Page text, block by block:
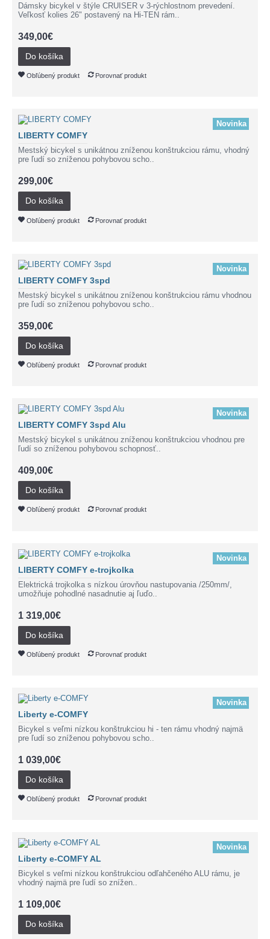
Dámsky bicykel v štýle CRUISER v 3-rýchlostnom prevedení.
Veľkosť kolies 26" postavený na Hi-TEN rám..
349,00€
Do košíka
Obľúbený produkt Porovnať produkt
Novinka
LIBERTY COMFY
Mestský bicykel s unikátnou zníženou konštrukciou rámu, vhodný
pre ľudí so zníženou pohybovou scho..
299,00€
Do košíka
Obľúbený produkt Porovnať produkt
Novinka
LIBERTY COMFY 3spd
Mestský bicykel s unikátnou zníženou konštrukciou rámu vhodnou
pre ľudí so zníženou pohybovou scho..
359,00€
Do košíka
Obľúbený produkt Porovnať produkt
Novinka
LIBERTY COMFY 3spd Alu
Mestský bicykel s unikátnou zníženou konštrukciou vhodnou pre
ľudí so zníženou pohybovou schopnosť..
409,00€
Do košíka
Obľúbený produkt Porovnať produkt
Novinka
LIBERTY COMFY e-trojkolka
Elektrická trojkolka s nízkou úrovňou nastupovania /250mm/,
umožňuje pohodlné nasadnutie aj ľuďo..
1 319,00€
Do košíka
Obľúbený produkt Porovnať produkt
Novinka
Liberty e-COMFY
Bicykel s veľmi nízkou konštrukciou hi - ten rámu vhodný najmä
pre ľudí so zníženou pohybovou scho..
1 039,00€
Do košíka
Obľúbený produkt Porovnať produkt
Novinka
Liberty e-COMFY AL
Bicykel s veľmi nízkou konštrukciou odľahčeného ALU rámu, je
vhodný najmä pre ľudí so znížen..
1 109,00€
Do košíka